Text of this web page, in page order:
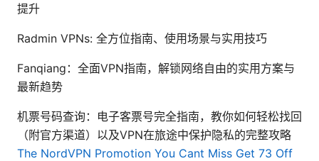
提升
Radmin VPNs: 全方位指南、使用场景与实用技巧
Fanqiang：全面VPN指南，解锁网络自由的实用方案与
最新趋势
机票号码查询：电子客票号完全指南，教你如何轻松找回
（附官方渠道）以及VPN在旅途中保护隐私的完整攻略
The NordVPN Promotion You Cant Miss Get 73 Off